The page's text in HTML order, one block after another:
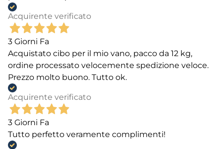
Acquirente verificato
3 Giorni Fa
Acquistato cibo per il mio vano, pacco da 12 kg,
ordine processato velocemente spedizione veloce.
Prezzo molto buono. Tutto ok.
Acquirente verificato
3 Giorni Fa
Tutto perfetto veramente complimenti!